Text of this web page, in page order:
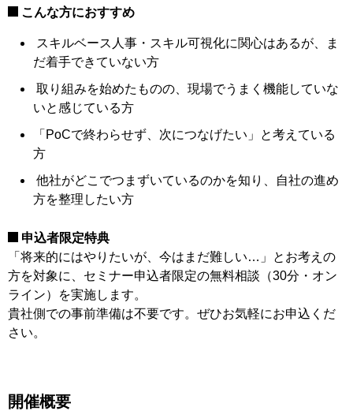
こんな方におすすめ
スキルベース人事・スキル可視化に関心はあるが、ま
だ着手できていない方
取り組みを始めたものの、現場でうまく機能していな
いと感じている方
「PoCで終わらせず、次につなげたい」と考えている
方
他社がどこでつまずいているのかを知り、自社の進め
方を整理したい方
申込者限定特典
「将来的にはやりたいが、今はまだ難しい…」とお考えの
方を対象に、セミナー申込者限定の無料相談（30分・オン
ライン）を実施します。
貴社側での事前準備は不要です。ぜひお気軽にお申込くだ
さい。
開催概要